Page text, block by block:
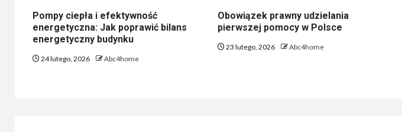
Pompy ciepła i efektywność
energetyczna: Jak poprawić bilans
energetyczny budynku
24 lutego, 2026 Abc4home
Obowiązek prawny udzielania
pierwszej pomocy w Polsce
23 lutego, 2026 Abc4home